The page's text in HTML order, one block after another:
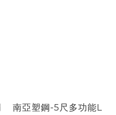
南亞塑鋼-5尺多功能L